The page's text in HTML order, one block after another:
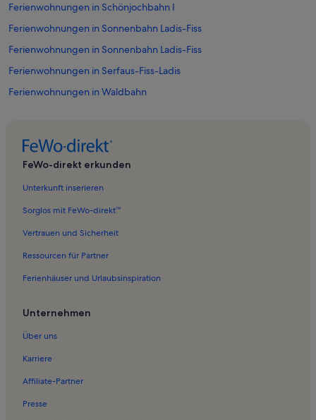
Ferienwohnungen in Schönjochbahn I
Ferienwohnungen in Sonnenbahn Ladis-Fiss
Ferienwohnungen in Sonnenbahn Ladis-Fiss
Ferienwohnungen in Serfaus-Fiss-Ladis
Ferienwohnungen in Waldbahn
Ferienwohnungen in Sattelbahn
Ferienwohnungen in Zwölferbahn
Ferienwohnungen in Möseralmbahn
Ferienwohnungen in Zwölferbahn
Ferienwohnungen in Serfauser Sauser
FeWo-direkt erkunden
Unterkunft inserieren
Sorglos mit FeWo-direkt™
Vertrauen und Sicherheit
Ressourcen für Partner
Ferienhäuser und Urlaubsinspiration
Unternehmen
Über uns
Karriere
Affiliate-Partner
Presse